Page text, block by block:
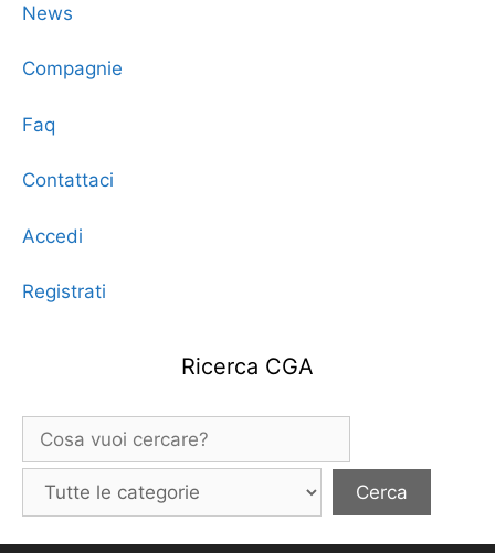
News
Compagnie
Faq
Contattaci
Accedi
Registrati
Ricerca CGA